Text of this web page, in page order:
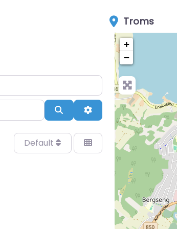
Troms
SearchAdvanced Filters
Default
+
−